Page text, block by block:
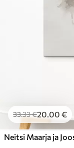
33.33€20.00 €